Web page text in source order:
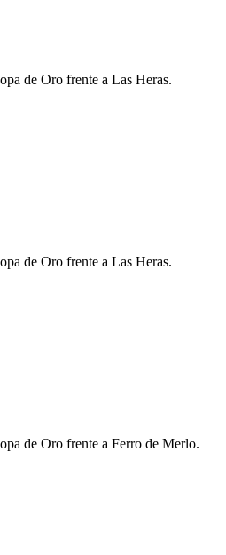
de Oro frente a Las Heras.
de Oro frente a Las Heras.
de Oro frente a Ferro de Merlo.